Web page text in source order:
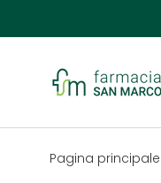
Pagina principale